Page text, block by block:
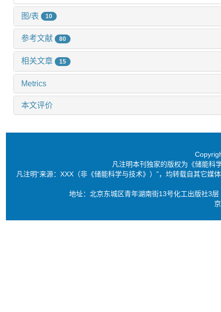
图/表 10
参考文献 80
相关文章 15
Metrics
本文评价
凡注明本刊独家的版权为《储能科
凡注明“来源：XXX（非《储能科学与技术》）”，均转载自其它
地址：北京东城区青年湖南街13号化工出版社